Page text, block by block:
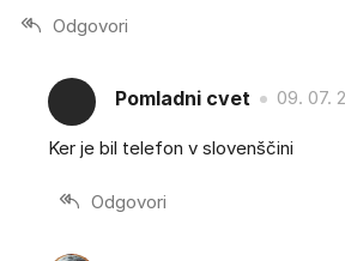
Odgovori
Pomladni cvet 09. 07.
Ker je bil telefon v slovenščini
Odgovori